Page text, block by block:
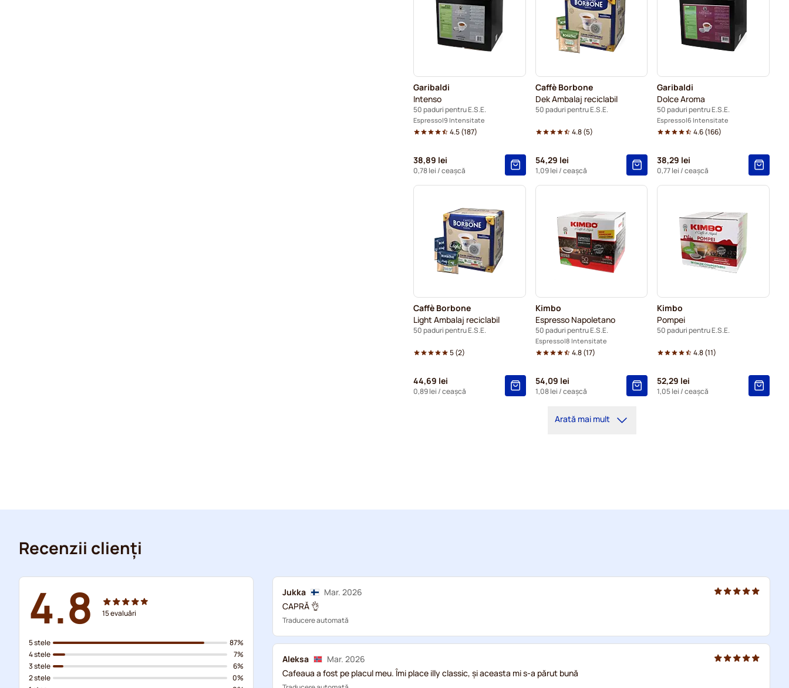
Garibaldi
Intenso
50 paduri pentru E.S.E.
Espresso 9 Intensitate
4.5(187)
38,89 lei
0,78 lei / ceașcă
Caffè Borbone
Dek Ambalaj reciclabil
50 paduri pentru E.S.E.
4.8(5)
54,29 lei
1,09 lei / ceașcă
Garibaldi
Dolce Aroma
50 paduri pentru E.S.E.
Espresso 6 Intensitate
4.6(166)
38,29 lei
0,77 lei / ceașcă
Caffè Borbone
Light Ambalaj reciclabil
50 paduri pentru E.S.E.
5(2)
44,69 lei
0,89 lei / ceașcă
Kimbo
Espresso Napoletano
50 paduri pentru E.S.E.
Espresso 8 Intensitate
4.8(17)
54,09 lei
1,08 lei / ceașcă
Kimbo
Pompei
50 paduri pentru E.S.E.
4.8(11)
52,29 lei
1,05 lei / ceașcă
Arată mai mult
Recenzii clienți
4.8 15evaluări
5 stele
4 stele
3 stele
2 stele
87%
7%
6%
0%
Jukka
Mar. 2026
CAPRĂ 👌
Traducere automată
Aleksa
Mar. 2026
Cafeaua a fost pe placul meu. Îmi place illy classic, și aceasta mi s-a părut bună